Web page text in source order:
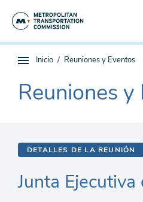
Navegación
de
subpágina
Estás
Inicio Reuniones y Eventos
The
current
Reuniones y
DETALLES DE LA REUNIÓN
Junta